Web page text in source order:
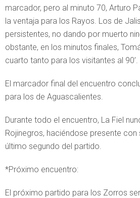
marcador, pero al minuto 70, Arturo
la ventaja para los Rayos. Los de
persistentes, no dando por muerto
obstante, en los minutos finales,
cuarto tanto para los visitantes al 90’.
El marcador final del encuentro
para los de Aguascalientes.
Durante todo el encuentro, La Fiel
Rojinegros, haciéndose presente
último segundo del partido.
*Próximo encuentro:
El próximo partido para los Zorros